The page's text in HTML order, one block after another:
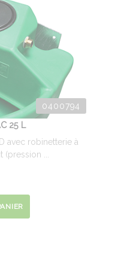
0400794
25 L
avec robinetterie à
...